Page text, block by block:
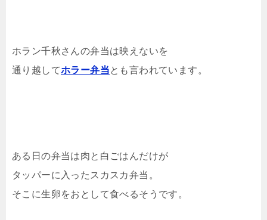
ホラン千秋さんの弁当は映えないを
通り越してホラー弁当とも言われています。
ある日の弁当は肉と白ごはんだけが
タッパーに入ったスカスカ弁当。
そこに生卵をおとして食べるそうです。